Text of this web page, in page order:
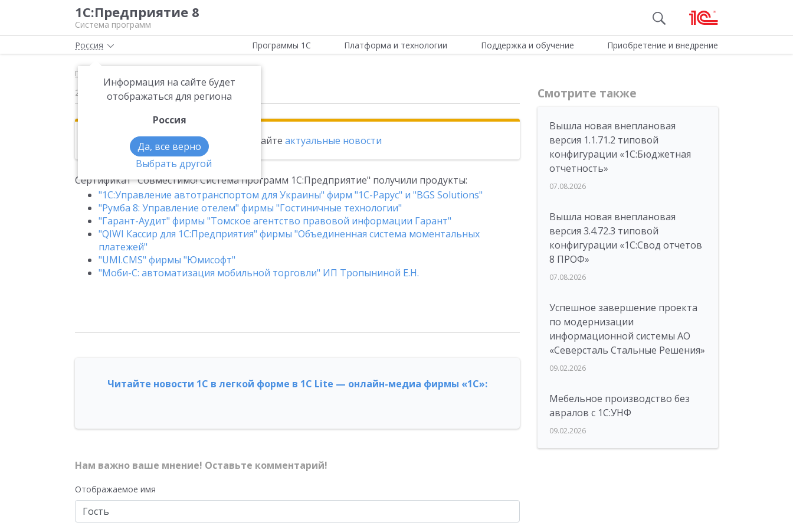
1С:Предприятие 8
Система программ
Россия
Информация на сайте будет
отображаться для региона
Россия
Да, все верно
Выбрать другой
Программы 1С Платформа и технологии Поддержка и обучение Приобретение и внедрение
Главная
27.04.2010
Эта новость находится в архиве. Читайте актуальные новости
Сертификат "Совместимо! Система программ 1С:Предприятие" получили продукты:
"1С:Управление автотранспортом для Украины" фирм "1С-Рарус" и "BGS Solutions"
"Румба 8: Управление отелем" фирмы "Гостиничные технологии"
"Гарант-Аудит" фирмы "Томское агентство правовой информации Гарант"
"QIWI Кассир для 1С:Предприятия" фирмы "Объединенная система моментальных
платежей"
"UMI.CMS" фирмы "Юмисофт"
"Моби-С: автоматизация мобильной торговли" ИП Тропыниной Е.Н.
Читайте новости 1С в легкой форме в 1С Lite — онлайн-медиа фирмы «1С»:
Нам важно ваше мнение! Оставьте комментарий!
Отображаемое имя
Смотрите также
Вышла новая внеплановая
версия 1.1.71.2 типовой
конфигурации «1C:Бюджетная
отчетность»
07.08.2026
Вышла новая внеплановая
версия 3.4.72.3 типовой
конфигурации «1C:Свод отчетов
8 ПРОФ»
07.08.2026
Успешное завершение проекта
по модернизации
информационной системы АО
«Северсталь Стальные Решения»
09.02.2026
Мебельное производство без
авралов с 1С:УНФ
09.02.2026